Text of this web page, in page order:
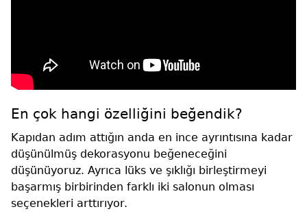
En çok hangi özelliğini beğendik?
Kapıdan adım attığın anda en ince ayrıntısına kadar
düşünülmüş dekorasyonu beğeneceğini
düşünüyoruz. Ayrıca lüks ve şıklığı birleştirmeyi
başarmış birbirinden farklı iki salonun olması
seçenekleri arttırıyor.